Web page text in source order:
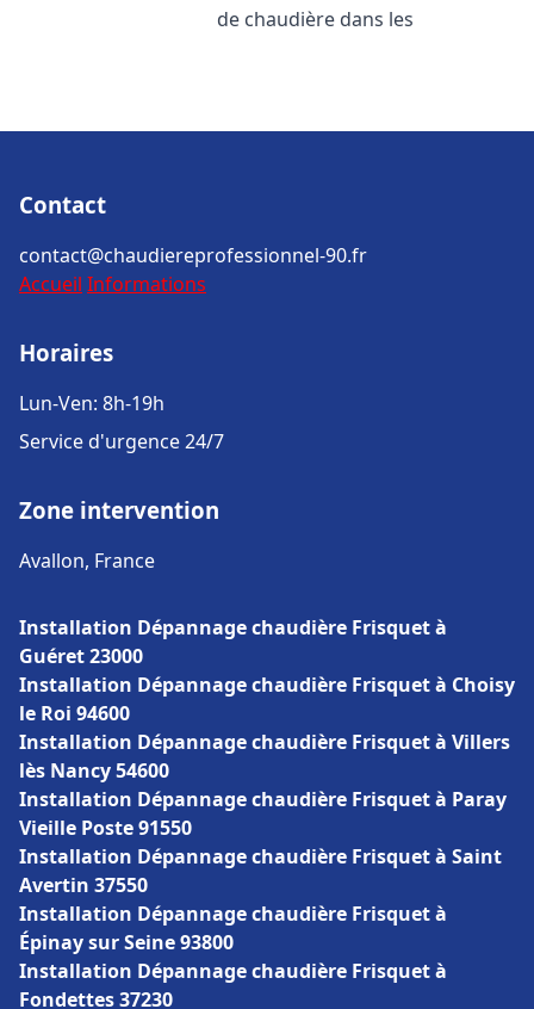
de chaudière dans les
Contact
contact@chaudiereprofessionnel-90.fr
Accueil Informations
Horaires
Lun-Ven: 8h-19h
Service d'urgence 24/7
Zone intervention
Avallon, France
Installation Dépannage chaudière Frisquet à
Guéret 23000
Installation Dépannage chaudière Frisquet à Choisy
le Roi 94600
Installation Dépannage chaudière Frisquet à Villers
lès Nancy 54600
Installation Dépannage chaudière Frisquet à Paray
Vieille Poste 91550
Installation Dépannage chaudière Frisquet à Saint
Avertin 37550
Installation Dépannage chaudière Frisquet à
Épinay sur Seine 93800
Installation Dépannage chaudière Frisquet à
Fondettes 37230